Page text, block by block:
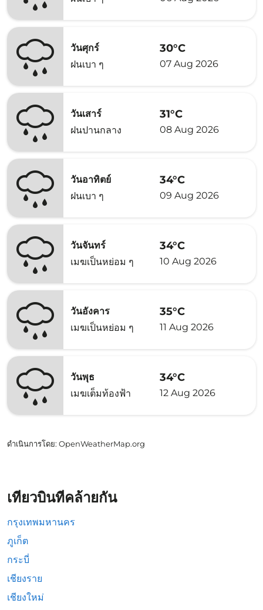
วันศุกร์
ฝนเบา ๆ
30°C
07 Aug 2026
วันเสาร์
ฝนปานกลาง
31°C
08 Aug 2026
วันอาทิตย์
ฝนเบา ๆ
34°C
09 Aug 2026
วันจันทร์
เมฆเป็นหย่อม ๆ
34°C
10 Aug 2026
วันอังคาร
เมฆเป็นหย่อม ๆ
35°C
11 Aug 2026
วันพุธ
เมฆเต็มท้องฟ้า
34°C
12 Aug 2026
ดำเนินการโดย: OpenWeatherMap.org
เที่ยวบินที่คล้ายกัน
กรุงเทพมหานคร
ภูเก็ต
กระบี่
เชียงราย
เชียงใหม่